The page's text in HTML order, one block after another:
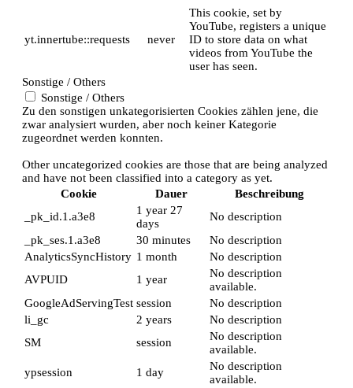
yt.innertube::requests never
This cookie, set by
YouTube, registers a unique
ID to store data on what
videos from YouTube the
user has seen.
Sonstige / Others
Sonstige / Others
Zu den sonstigen unkategorisierten Cookies zählen jene, die
zwar analysiert wurden, aber noch keiner Kategorie
zugeordnet werden konnten.
Other uncategorized cookies are those that are being analyzed
and have not been classified into a category as yet.
Cookie
Dauer
Beschreibung
_pk_id.1.a3e8
1 year 27
days
No description
_pk_ses.1.a3e8
30 minutes
No description
AnalyticsSyncHistory 1 month
No description
AVPUID
1 year
No description
available.
GoogleAdServingTest session
No description
li_gc
2 years
No description
SM
session
No description
available.
ypsession
1 day
No description
available.